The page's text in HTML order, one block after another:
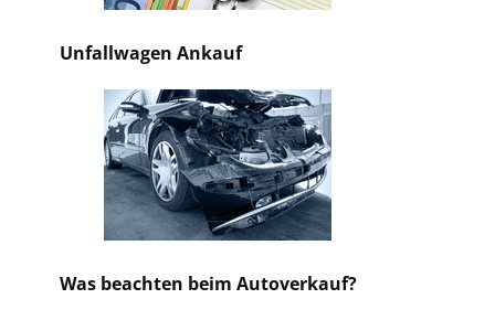
Unfallwagen Ankauf
Was beachten beim Autoverkauf?